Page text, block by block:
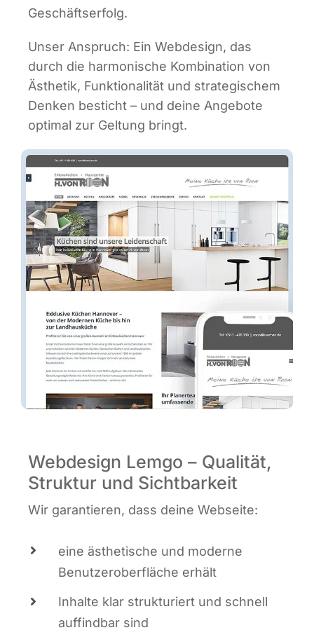
Geschäftserfolg.
Unser Anspruch: Ein Web­de­sign, das
durch die har­mo­ni­sche Kom­bi­na­ti­on von
Ästhe­tik, Funk­tio­na­li­tät und stra­te­gi­schem
Den­ken besticht – und dei­ne Ange­bo­te
opti­mal zur Gel­tung bringt.
Webdesign Lemgo – Qualität,
Struktur und Sichtbarkeit
Wir garan­tie­ren, dass dei­ne Webseite:
eine ästhe­ti­sche und moder­ne
Benut­zer­ober­flä­che erhält
Inhal­te klar struk­tu­riert und schnell
auf­find­bar sind